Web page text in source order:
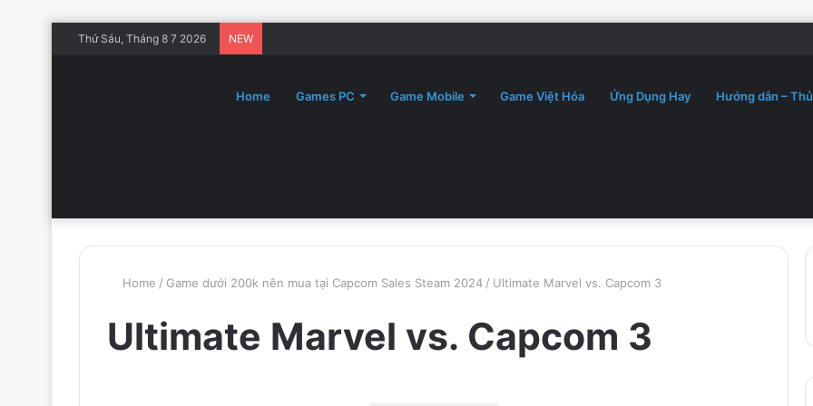
Thứ Sáu, Tháng 8 7 2026 NEW
Home Games PC Game Mobile Game Việt Hóa Ứng Dụng Hay Hướng dẫn –
Home / Game dưới 200k nên mua tại Capcom Sales Steam 2024 / Ultimate Marvel vs. Capcom 3
Ultimate Marvel vs. Capcom 3